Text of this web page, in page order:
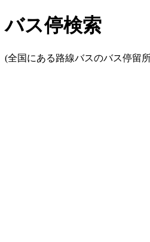
バス停検索
(全国にある路線バスのバス停留